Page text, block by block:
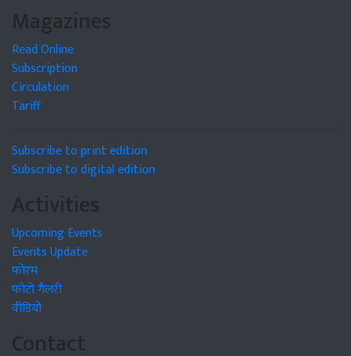
Magazines
Read Online
Subscription
Circulation
Tariff
Subscribe to print edition
Subscribe to digital edition
Activities
Upcoming Events
Events Update
फोरम
फोटो गैलरी
वीडियो
Contact